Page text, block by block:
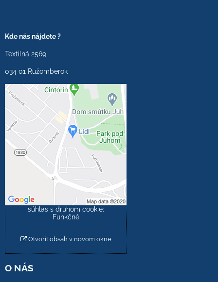
Kde nás nájdete ?
Textilná 2569
034 01 Ružomberok
Externý obsah je
blokovaný Voľbami
súkromia
Prajete si načítať externý
obsah?
Povoliť tentokrát
Povoliť a zapamätať -
súhlas s druhom cookie:
Funkčné
Otvoriť obsah v novom okne
O NÁS